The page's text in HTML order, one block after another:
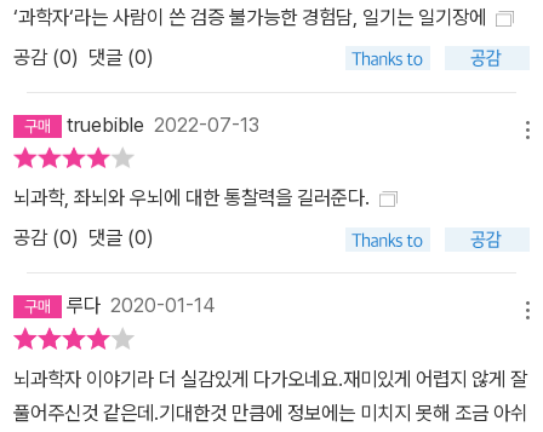
‘과학자‘라는 사람이 쓴 검증 불가능한 경험담, 일기는 일기장에
공감 (0) 댓글 (0)
truebible 2022-07-13
뇌과학, 좌뇌와 우뇌에 대한 통찰력을 길러준다.
공감 (0) 댓글 (0)
루다 2020-01-14
뇌과학자 이야기라 더 실감있게 다가오네요.재미있게 어렵지 않게 잘
풀어주신것 같은데.기대한것 만큼에 정보에는 미치지 못해 조금 아쉬